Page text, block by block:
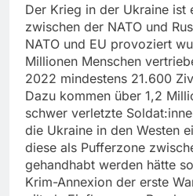
Der Krieg in der Ukraine ist
zwischen der NATO und
NATO und EU provoziert
Millionen Menschen
2022 mindestens 21.600
Dazu kommen über 1,2
schwer verletzte
die Ukraine in den Westen
diese als Pufferzone
gehandhabt werden hätte
Krim-Annexion der erste